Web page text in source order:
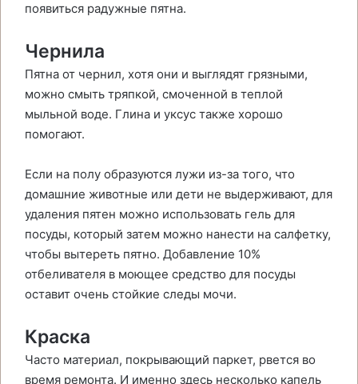
появиться радужные пятна.
Чернила
Пятна от чернил, хотя они и выглядят грязными,
можно смыть тряпкой, смоченной в теплой
мыльной воде. Глина и уксус также хорошо
помогают.
Если на полу образуются лужи из-за того, что
домашние животные или дети не выдерживают, для
удаления пятен можно использовать гель для
посуды, который затем можно нанести на салфетку,
чтобы вытереть пятно. Добавление 10%
отбеливателя в моющее средство для посуды
оставит очень стойкие следы мочи.
Краска
Часто материал, покрывающий паркет, рвется во
время ремонта. И именно здесь несколько капель